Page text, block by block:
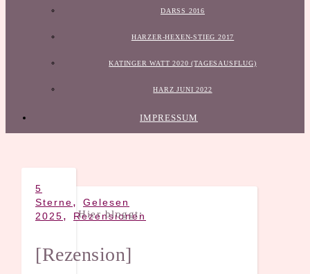
DARSS 2016
HARZER-HEXEN-STIEG 2017
KATINGER WATT 2020 (TAGESAUSFLUG)
HARZ JUNI 2022
IMPRESSUM
5
Sterne, Gelesen
2025, Rezensionen
[Rezension]
Hier bloggt: